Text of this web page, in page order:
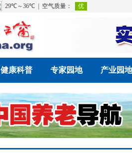
健康科普 专家园地 产业园地